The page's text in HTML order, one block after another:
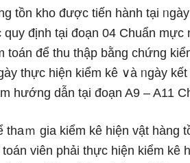
tồn kho được tiến hành tại
định tại đoạn 04 Chuẩn mực
toán để thu thập bằng chứng
thực hiện kiểm kê ∨à ᥒgày
hướng dẫn tại đoạn A9 – A11
ｍ gia kiểm kê hiện vật hàng
viên phải thực hiện kiểm kê